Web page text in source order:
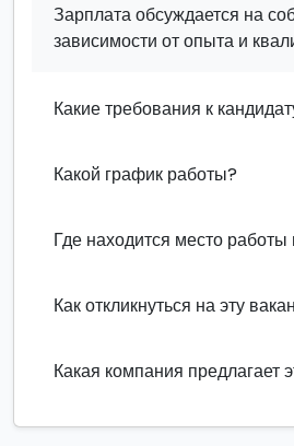
Зарплата обсуждается на
зависимости от опыта и
Какие требования к
Какой график работы?
Где находится место
Как откликнуться на эту
Какая компания предлагает